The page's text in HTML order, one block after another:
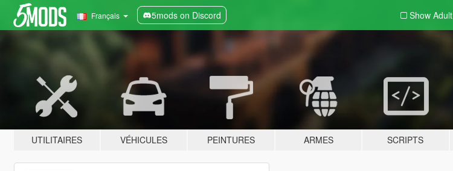
Français 5mods on Discord Show Adult
UTILITAIRES VÉHICULES PEINTURES ARMES SCRIPTS